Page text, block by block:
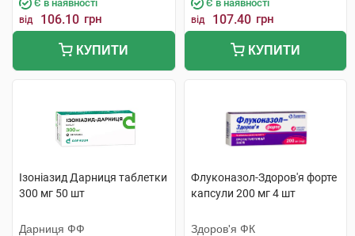
Є в наявності
від 106.10 грн
КУПИТИ
Є в наявності
від 107.40 грн
КУПИТИ
Ізоніазид Дарниця таблетки
300 мг 50 шт
Дарниця ФФ
Флуконазол-Здоров'я форте
капсули 200 мг 4 шт
Здоров'я ФК